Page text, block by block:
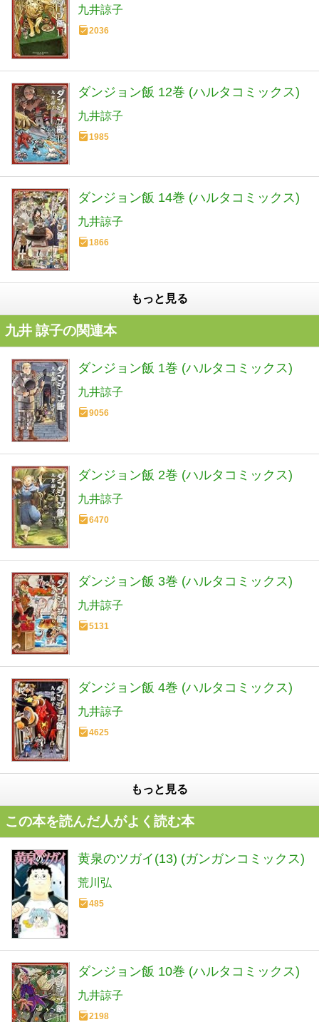
九井諒子
2036
ダンジョン飯 12巻 (ハルタコミックス)
九井諒子
1985
ダンジョン飯 14巻 (ハルタコミックス)
九井諒子
1866
もっと見る
九井 諒子の関連本
ダンジョン飯 1巻 (ハルタコミックス)
九井諒子
9056
ダンジョン飯 2巻 (ハルタコミックス)
九井諒子
6470
ダンジョン飯 3巻 (ハルタコミックス)
九井諒子
5131
ダンジョン飯 4巻 (ハルタコミックス)
九井諒子
4625
もっと見る
この本を読んだ人がよく読む本
黄泉のツガイ(13) (ガンガンコミックス)
荒川弘
485
ダンジョン飯 10巻 (ハルタコミックス)
九井諒子
2198